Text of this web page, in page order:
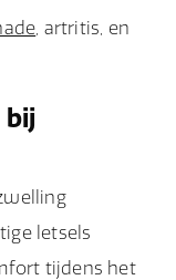
, artritis, en
bij
letsels
tijdens het